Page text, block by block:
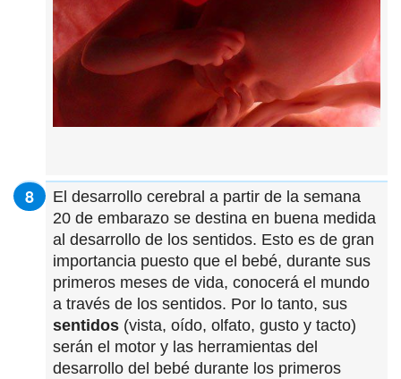
El desarrollo cerebral a partir de la semana
20 de embarazo se destina en buena medida
al desarrollo de los sentidos. Esto es de gran
importancia puesto que el bebé, durante sus
primeros meses de vida, conocerá el mundo
a través de los sentidos. Por lo tanto, sus
sentidos (vista, oído, olfato, gusto y tacto)
serán el motor y las herramientas del
desarrollo del bebé durante los primeros